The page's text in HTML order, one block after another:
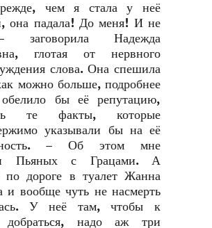
чем я стала у неё
она падала! До меня! И не
Надежда
глотая от нервного
слова. Она спешила
можно больше, подробнее
бы её репутацию,
те факты, которые
указывали бы на её
– Об этом мне
Пьяных с Грацами. А
по дороге в туалет Жанна
и вообще чуть не насмерть
У неё там, чтобы к
добраться, надо аж три